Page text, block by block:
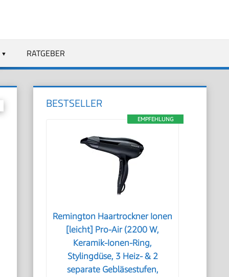
RATGEBER
BESTSELLER
EMPFEHLUNG
Remington Haartrockner Ionen
[leicht] Pro-Air (2200 W,
Keramik-Ionen-Ring,
Stylingdüse, 3 Heiz- & 2
separate Gebläsestufen,